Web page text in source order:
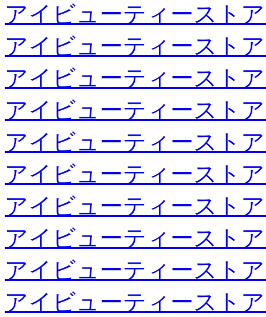
アイビューティースト
アイビューティースト
アイビューティースト
アイビューティースト
アイビューティースト
アイビューティースト
アイビューティースト
アイビューティースト
アイビューティースト
アイビューティースト